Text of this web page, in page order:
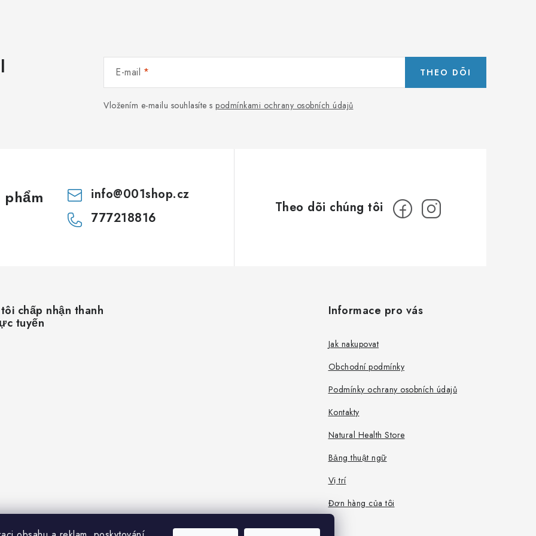
E-mail
Vložením e-mailu souhlasíte s podmínkami ochrany osobních údajů
THEO DÕI
info@001shop.cz
777218816
chấp nhận thanh
tuyến
Informace pro vás
Jak nakupovat
Obchodní podmínky
Podmínky ochrany osobních údajů
Kontakty
Natural Health Store
Bảng thuật ngữ
Vị trí
Đơn hàng của tôi